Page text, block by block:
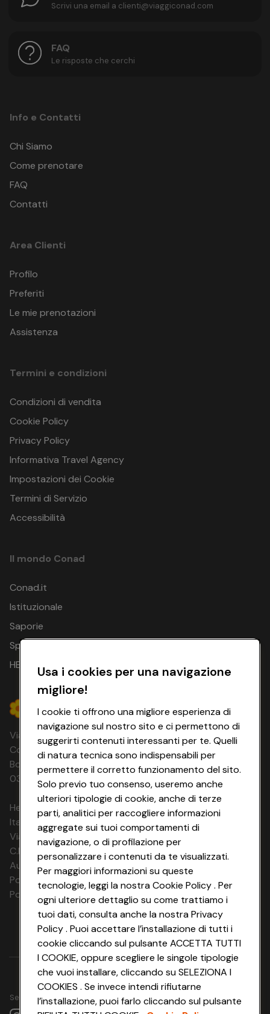
Scrivi una email a clienti@viaggiconad.com
FAQ
Le risposte che cerchi
Info e Contatti
Chi Siamo
Come prenotare
FAQ
Contatti
Area Clienti
Profilo
Preferiti
Le mie prenotazioni
Assistenza
Termini e condizioni
Condizioni di vendita
Cookie Policy
Privacy Policy
Informativa Travel Agency
Impostazioni dei Cookie
Termini di Servizio
Accessibilità
Il mondo Conad
Conad.it
Istituzionale
Saporie
Spesa Online
HEYCONAD
Via Michelino, 59 | 40127 BOLOGNA
Codice Fiscale e Registro Imprese di
Bologna 00865960157 PARTITA IVA
03320960374 CONAD SOC. COOP.
HeyConad Viaggi è un servizio gestito da
Italia Travel Marketing S.r.l.
Via Chiesolina 8 | 37066 Sommacampagna (VR)
C.F. e P.IVA: 03816060234
Aut. Prov Verona n. 4737/10
Polizza Ass. RC n. 177765037
Polizza Ass. Protection n. 6006000083/F
Seguici su
Usa i cookies per una navigazione
migliore!
I cookie ti offrono una migliore esperienza di
navigazione sul nostro sito e ci permettono di
suggerirti contenuti interessanti per te. Quelli
di natura tecnica sono indispensabili per
permettere il corretto funzionamento del sito.
Solo previo tuo consenso, useremo anche
ulteriori tipologie di cookie, anche di terze
parti, analitici per raccogliere informazioni
aggregate sui tuoi comportamenti di
navigazione, o di profilazione per
personalizzare i contenuti da te visualizzati.
Per maggiori informazioni su queste
tecnologie, leggi la nostra Cookie Policy . Per
ogni ulteriore dettaglio su come trattiamo i
tuoi dati, consulta anche la nostra Privacy
Policy . Puoi accettare l’installazione di tutti i
cookie cliccando sul pulsante ACCETTA TUTTI
I COOKIE, oppure scegliere le singole tipologie
che vuoi installare, cliccando su SELEZIONA I
COOKIES . Se invece intendi rifiutarne
l’installazione, puoi farlo cliccando sul pulsante